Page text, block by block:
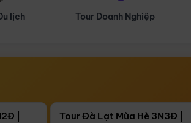
Nghiệp Du lịch Hành Hương
|
Còn03 ngày 14:06:44
Tour Đà Lạt Mùa Hè 3N3Đ |